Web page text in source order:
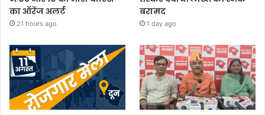
का ऑरेंज अलर्ट
21 hours ago
बरामद
1 day ago